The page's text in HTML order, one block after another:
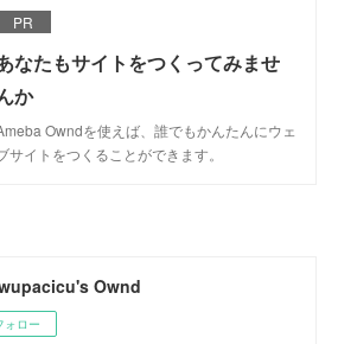
PR
なたもサイトをつくってみませ
か
Owndを使えば、誰でもかんたんにウェ
サイトをつくることができます。
Ownd
ォロー